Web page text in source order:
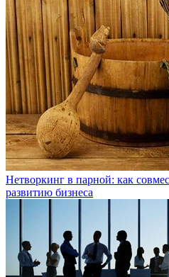
Нетворкинг в парной: как
развитию бизнеса